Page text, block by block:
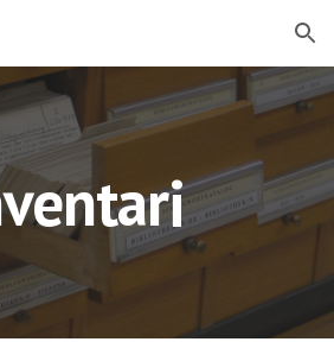
Skip to navigation